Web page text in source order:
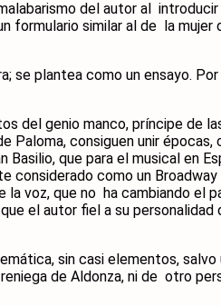
del autor al
formulario similar al de la
se plantea como un ensayo.
del genio manco, príncipe de
consiguen unir épocas,
que para el musical en
considerado como un
voz, que no ha cambiando el
el autor fiel a su
sin casi elementos, salvo
de Aldonza, ni de otro